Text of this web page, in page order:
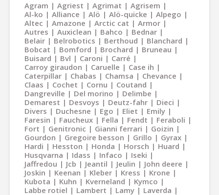
Agram Agriest Agrimat
Agrisem
Al-ko
Alliance Alö Alö-quicke
Alpego
Altec
Amazone Arctic cat
Armor
Autres
Auxiclean Bahco
Bednar
Belair
Belrobotics Berthoud
Blanchard
Bobcat
Bomford Brochard
Bruneau
Buisard
Bvl Caroni
Carré
Carroy giraudon
Caruelle
Case ih
Caterpillar
Chabas Chamsa
Chevance
Claas
Cochet Cornu
Coutand
Dangreville
Del morino
Delimbe
Demarest
Desvoys Deutz-fahr
Dieci
Divers
Duchesne Ego Eliet
Emily
Faresin
Faucheux Fella Fendt
Feraboli
Fort
Genitronic Gianni ferrari
Goizin
Gourdon
Gregoire besson Grillo
Gyrax
Hardi
Hesston Honda Horsch
Huard
Husqvarna
Idass Infaco
Iseki
Jaffredou
Jcb Jeantil Jeulin
John deere
Joskin
Keenan Kleber Kress
Krone
Kubota
Kuhn Kverneland
Kymco
Labbe rotiel
Lambert Lamy
Laverda